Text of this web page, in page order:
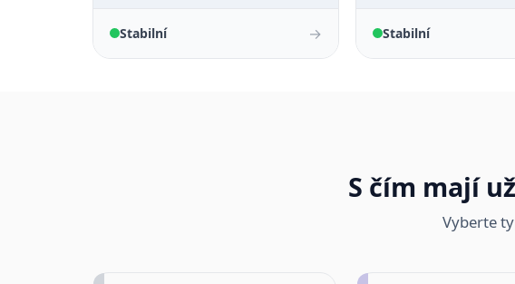
Stabilní → Stabilní
S čím mají
Vyberte